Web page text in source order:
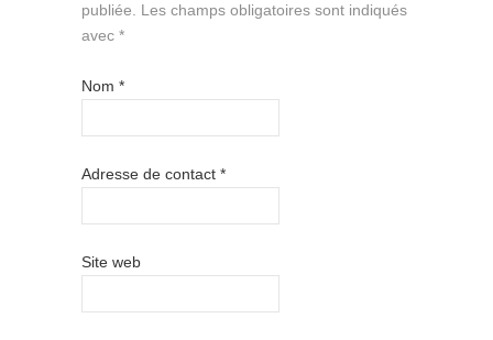
publiée. Les champs obligatoires sont indiqués
avec *
Nom *
Adresse de contact *
Site web